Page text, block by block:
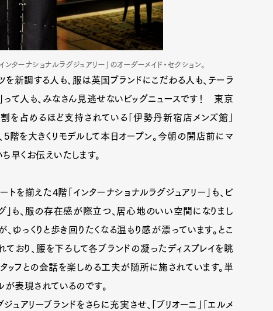
ターナショナルラグジュアリー」のオーダーメイド・セクション。
新調する人も、服は英国ブランドにこだわる人も、テーラ
って人も、みなさん見逃せないビッグニュースです！ 東京
占めるほど支持されている「伊勢丹新宿店メンズ館」
5階を大きくリモデルして本日オープン。今朝の開店前にマ
早くお伝えいたします。
を揃えた4階「インターナショナルラグジュアリー」も、ビ
」も、服の存在感が際立つ、居心地のいい空間になりまし
ゆっくりと歩き回りたくなる温もり感が漂っています。とこ
おり、腰を下ろして各ブランドの凝ったディスプレイを眺
タッフとの会話を楽しめる工夫が随所に施されています。単
が表現されているのです。
ュアリーブランドをさらに充実させ、「ブリオーニ」「エルメ